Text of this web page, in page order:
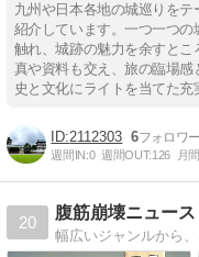
九州や日本各地の城巡りを
紹介しています。一つ一つの
触れ、城跡の魅力を余すと
真や資料も交え、旅の臨場
史と文化にライトを当てた充
2112303 6
週間IN:0 週間OUT:126 月
20
腹筋崩壊ニュー